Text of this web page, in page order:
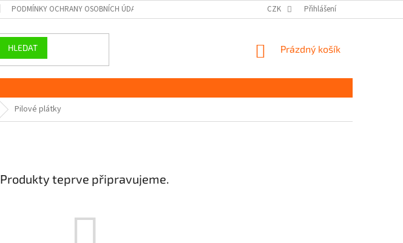
PODMÍNKY OCHRANY OSOBNÍCH ÚDAJŮ GDPR CZK Přihlášení
HLEDAT
NÁKUPNÍ
Prázdný košík
Pilové plátky
Produkty teprve připravujeme.